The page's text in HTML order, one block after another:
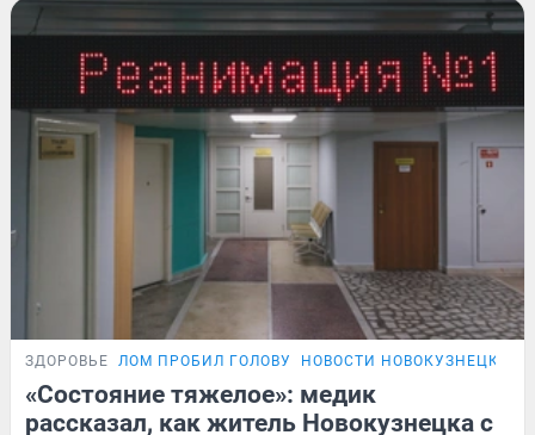
ЗДОРОВЬЕ ЛОМ ПРОБИЛ ГОЛОВУ НОВОСТИ НОВОКУЗНЕЦКА
«Состояние тяжелое»: медик
рассказал, как житель Новокузнецка с